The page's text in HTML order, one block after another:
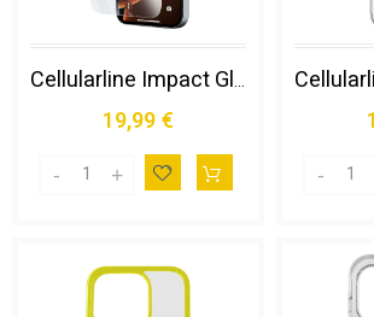
Cellularline Impact Glass - Iphone 16 Pro Max
19,99 €